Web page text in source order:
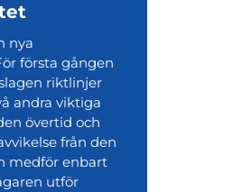
nya
första gången
riktlinjer
andra viktiga
övertid och
från den
medför enbart
utför